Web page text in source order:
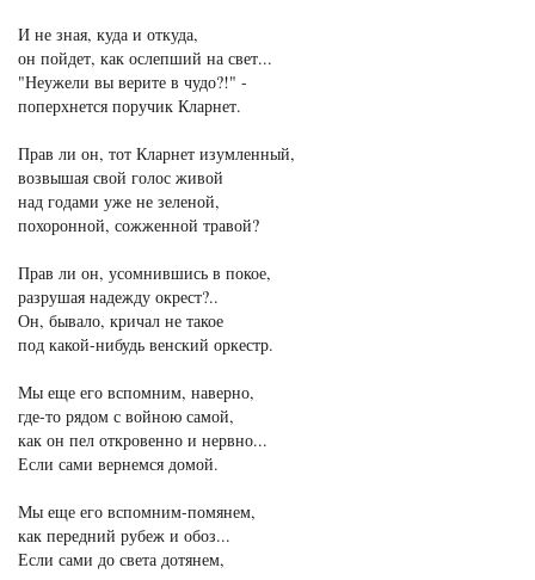
И не зная, куда и откуда,
он пойдет, как ослепший на свет...
"Неужели вы верите в чудо?!" -
поперхнется поручик Кларнет.
Прав ли он, тот Кларнет изумленный,
возвышая свой голос живой
над годами уже не зеленой,
похоронной, сожженной травой?
Прав ли он, усомнившись в покое,
разрушая надежду окрест?..
Он, бывало, кричал не такое
под какой-нибудь венский оркестр.
Мы еще его вспомним, наверно,
где-то рядом с войною самой,
как он пел откровенно и нервно...
Если сами вернемся домой.
Мы еще его вспомним-помянем,
как передний рубеж и обоз...
Если сами до света дотянем,